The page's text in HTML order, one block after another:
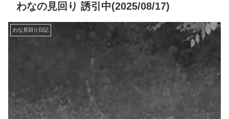
わなの見回り 誘引中(2025/08/17)
わな見回り日記